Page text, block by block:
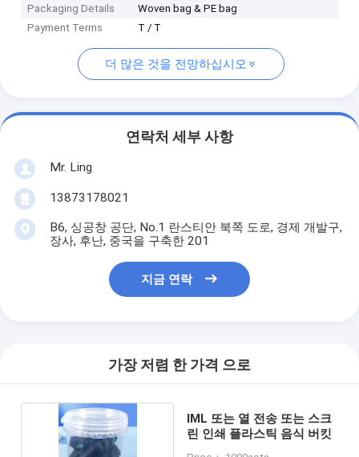
Packaging Details
Woven bag & PE bag
Payment Terms
T / T
더 많은 것을 전망하십시오
연락처 세부 사항
Mr. Ling
13873178021
B6, 싱공창 공단, No.1 란스티안 북쪽 도로, 경제 개발구,
장사, 후난, 중국을 구축한 201
지금 연락
가장 저렴 한 가격 으로
IML 또는 열 전송 또는 스크
린 인쇄 플라스틱 음식 버킷